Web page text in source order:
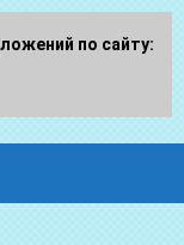
по сайту: